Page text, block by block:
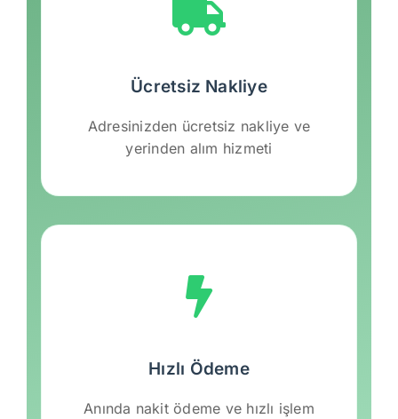
Ücretsiz Nakliye
Adresinizden ücretsiz nakliye ve
yerinden alım hizmeti
Hızlı Ödeme
Anında nakit ödeme ve hızlı işlem